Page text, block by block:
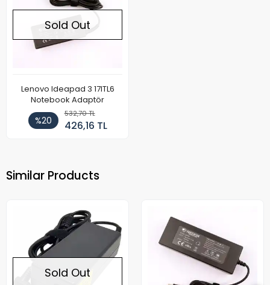
Sold Out
Lenovo Ideapad 3 17ITL6
Notebook Adaptör
%20
532,70 TL
426,16 TL
Similar Products
Sold Out